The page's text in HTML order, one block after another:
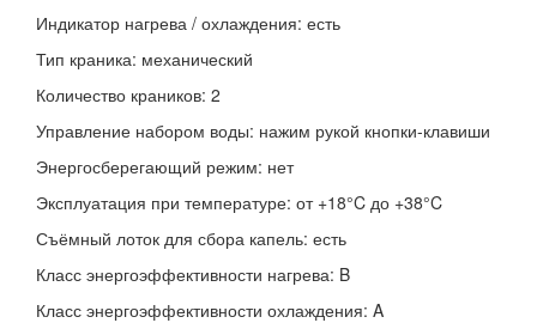
Индикатор нагрева / охлаждения: есть
Тип краника: механический
Количество краников: 2
Управление набором воды: нажим рукой кнопки-клавиши
Энергосберегающий режим: нет
Эксплуатация при температуре: от +18°C до +38°C
Съёмный лоток для сбора капель: есть
Класс энергоэффективности нагрева: B
Класс энергоэффективности охлаждения: A